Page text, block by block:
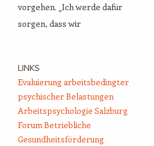
vorgehen. „Ich werde dafür
sorgen, dass wir
LINKS
Evaluierung arbeitsbedingter
psychischer Belastungen
Arbeitspsychologie Salzburg
Forum Betriebliche
Gesundheitsförderung